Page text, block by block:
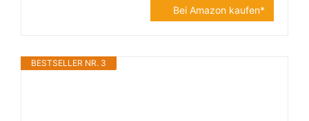
Bei Amazon kaufen*
BESTSELLER NR. 3